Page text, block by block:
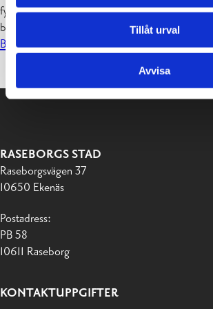
Tillåt urval
Avvisa
fylla i blanketten, kan man vända sig till vår
bibliotekspersonal som gärna hjälper
Bibliotekens öppethållningstider här (länk).
RASEBORGS STAD
Raseborgsvägen 37
10650 Ekenäs
Postadress:
PB 58
10611 Raseborg
KONTAKTUPPGIFTER